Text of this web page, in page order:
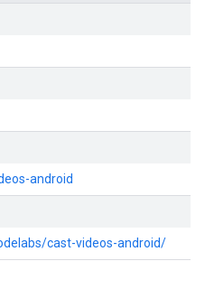
android
cast-videos-android/